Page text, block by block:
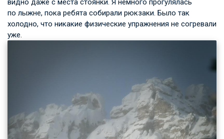
видно даже с места стоянки. Я немного прогулялась
по лыжне, пока ребята собирали рюкзаки. Было так
холодно, что никакие физические упражнения не согревали
уже.